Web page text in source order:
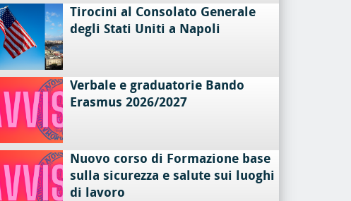
Tirocini al Consolato Generale
degli Stati Uniti a Napoli
Verbale e graduatorie Bando
Erasmus 2026/2027
Nuovo corso di Formazione base
sulla sicurezza e salute sui luoghi
di lavoro